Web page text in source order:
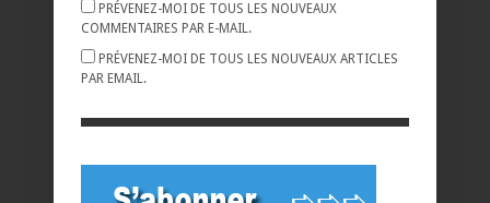
PRÉVENEZ-MOI DE TOUS LES NOUVEAUX
COMMENTAIRES PAR E-MAIL.
PRÉVENEZ-MOI DE TOUS LES NOUVEAUX ARTICLES
PAR EMAIL.